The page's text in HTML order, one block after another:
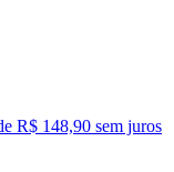
R$ 148,90 sem juros